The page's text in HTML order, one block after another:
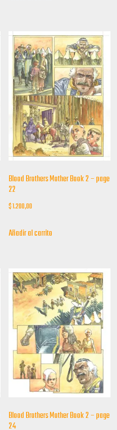
Blood Brothers Mother Book 2 – page
22
$1.200,00
Añadir al carrito
Blood Brothers Mother Book 2 – page
24